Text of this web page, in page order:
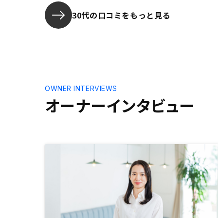
30代の口コミをもっと見る
オーナーインタビュー
OWNER INTERVIEWS